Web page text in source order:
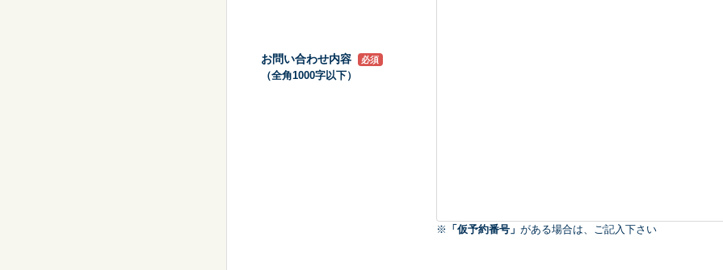
お問い合わせ内容 必須
（全角1000字以下）
※ 「仮予約番号」 がある場合は、ご記入下さい